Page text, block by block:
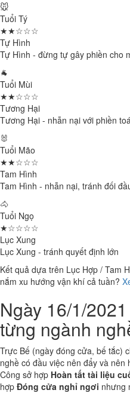
🐭
Tuổi Tý
★★☆☆☆
Tự Hình
Tự Hình - đừng tự gây phiền cho
🐐
Tuổi Mùi
★★☆☆☆
Tương Hại
Tương Hại - nhẫn nại với phiền
🐰
Tuổi Mão
★★☆☆☆
Tam Hình
Tam Hình - nhẫn nại, tránh đối
🐴
Tuổi Ngọ
★☆☆☆☆
Lục Xung
Lục Xung - tránh quyết định lớn
Kết quả dựa trên Lục Hợp / Tam
nắm xu hướng vận khí cả tuần?
Ngày 16/1/
từng ngành
Trực Bế (ngày đóng cửa, bế tắc)
nghề có đầu việc nên đẩy và
Công sở hợp Hoàn tất tài liệu
hợp Đóng cửa nghỉ ngơi nhưng